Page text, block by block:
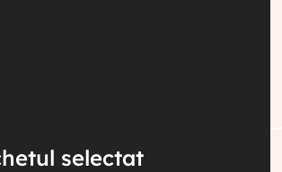
selectat